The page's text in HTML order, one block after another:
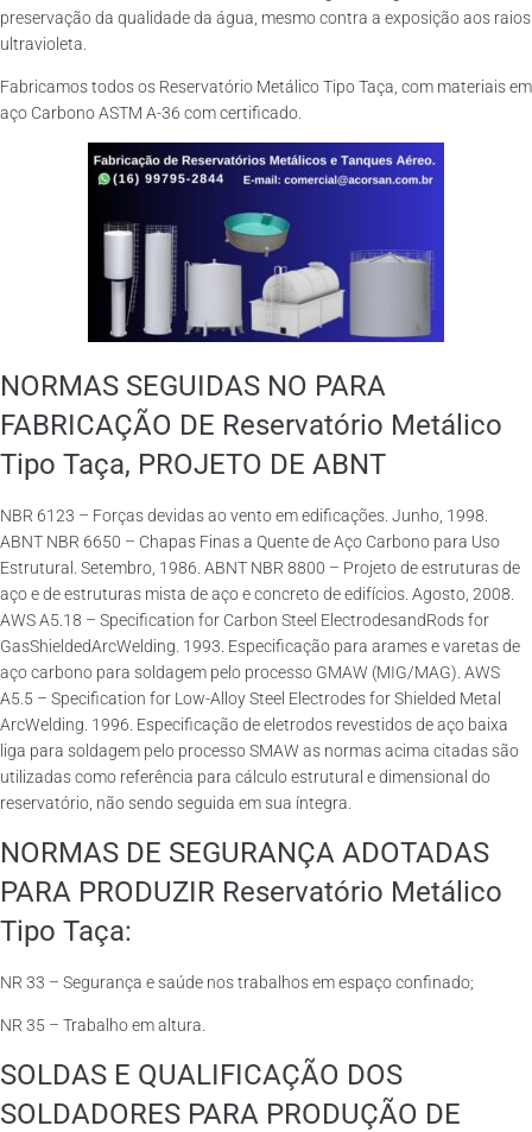
preservação da qualidade da água, mesmo contra a exposição aos raios
ultravioleta.
Fabricamos todos os Reservatório Metálico Tipo Taça, com materiais em
aço Carbono ASTM A-36 com certificado.
NORMAS SEGUIDAS NO PARA
FABRICAÇÃO DE Reservatório Metálico
Tipo Taça, PROJETO DE ABNT
NBR 6123 – Forças devidas ao vento em edificações. Junho, 1998.
ABNT NBR 6650 – Chapas Finas a Quente de Aço Carbono para Uso
Estrutural. Setembro, 1986. ABNT NBR 8800 – Projeto de estruturas de
aço e de estruturas mista de aço e concreto de edifícios. Agosto, 2008.
AWS A5.18 – Specification for Carbon Steel ElectrodesandRods for
GasShieldedArcWelding. 1993. Especificação para arames e varetas de
aço carbono para soldagem pelo processo GMAW (MIG/MAG). AWS
A5.5 – Specification for Low-Alloy Steel Electrodes for Shielded Metal
ArcWelding. 1996. Especificação de eletrodos revestidos de aço baixa
liga para soldagem pelo processo SMAW as normas acima citadas são
utilizadas como referência para cálculo estrutural e dimensional do
reservatório, não sendo seguida em sua íntegra.
NORMAS DE SEGURANÇA ADOTADAS
PARA PRODUZIR Reservatório Metálico
Tipo Taça:
NR 33 – Segurança e saúde nos trabalhos em espaço confinado;
NR 35 – Trabalho em altura.
SOLDAS E QUALIFICAÇÃO DOS
SOLDADORES PARA PRODUÇÃO DE